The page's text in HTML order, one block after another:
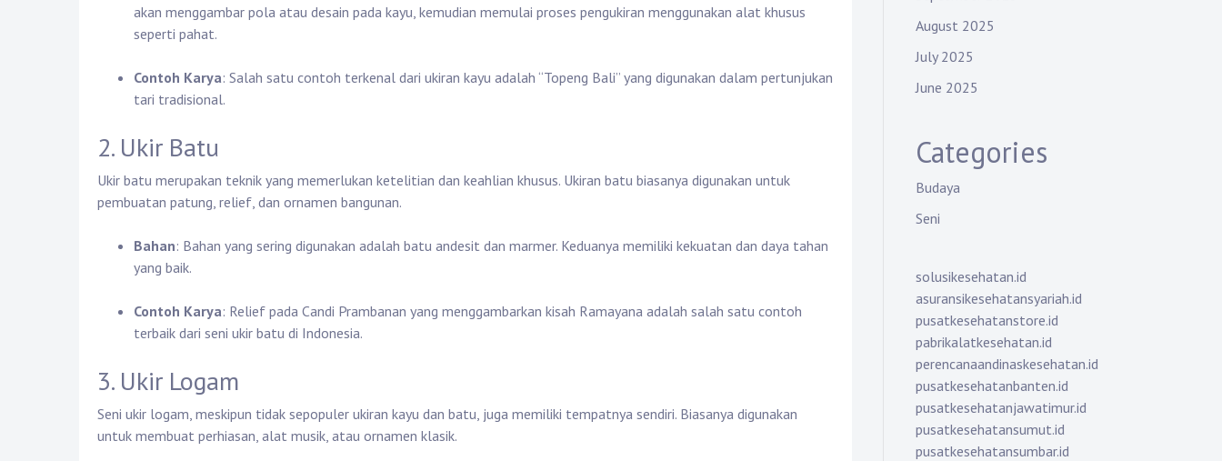
akan menggambar pola atau desain pada kayu, kemudian memulai proses pengukiran menggunakan alat khusus
seperti pahat.
Contoh Karya: Salah satu contoh terkenal dari ukiran kayu adalah “Topeng Bali” yang digunakan dalam pertunjukan
tari tradisional.
2. Ukir Batu
Ukir batu merupakan teknik yang memerlukan ketelitian dan keahlian khusus. Ukiran batu biasanya digunakan untuk
pembuatan patung, relief, dan ornamen bangunan.
Bahan: Bahan yang sering digunakan adalah batu andesit dan marmer. Keduanya memiliki kekuatan dan daya tahan
yang baik.
Contoh Karya: Relief pada Candi Prambanan yang menggambarkan kisah Ramayana adalah salah satu contoh
terbaik dari seni ukir batu di Indonesia.
3. Ukir Logam
Seni ukir logam, meskipun tidak sepopuler ukiran kayu dan batu, juga memiliki tempatnya sendiri. Biasanya digunakan
untuk membuat perhiasan, alat musik, atau ornamen klasik.
August 2025
July 2025
June 2025
Categories
Budaya
Seni
solusikesehatan.id
asuransikesehatansyariah.id
pusatkesehatanstore.id
pabrikalatkesehatan.id
perencanaandinaskesehatan.id
pusatkesehatanbanten.id
pusatkesehatanjawatimur.id
pusatkesehatansumut.id
pusatkesehatansumbar.id